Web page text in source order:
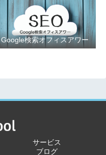
Google検索オフィスアワー
サービス
ブログ